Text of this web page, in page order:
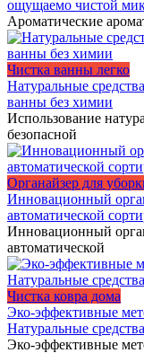
ощущаемо чистой
Ароматические
Чистка ванны легко
Натуральные
ванны без химии
Использование
безопасной
Органайзер для
Инновационный
автоматической
Инновационный
автоматической
Чистка ковра дома
Эко-эффективные
Натуральные
Эко-эффективные